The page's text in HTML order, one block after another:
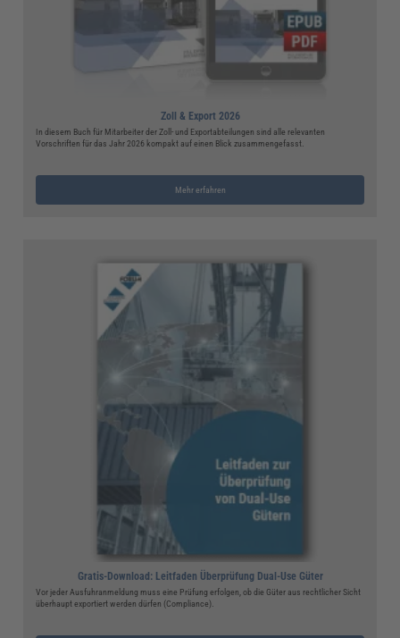
Zoll & Export 2026
In diesem Buch für Mitarbeiter der Zoll- und Exportabteilungen sind alle relevanten
Vorschriften für das Jahr 2026 kompakt auf einen Blick zusammengefasst.
Mehr erfahren
Gratis-Download: Leitfaden Überprüfung Dual-Use Güter
Vor jeder Ausfuhranmeldung muss eine Prüfung erfolgen, ob die Güter aus rechtlicher Sicht
überhaupt exportiert werden dürfen (Compliance).